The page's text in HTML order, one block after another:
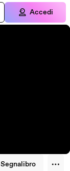
Accedi
Segnalibro